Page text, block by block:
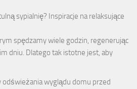
sypialnię? Inspiracje na relaksujące
spędzamy wiele godzin, regenerując
dniu. Dlatego tak istotne jest, aby
odświeżania wyglądu domu przed